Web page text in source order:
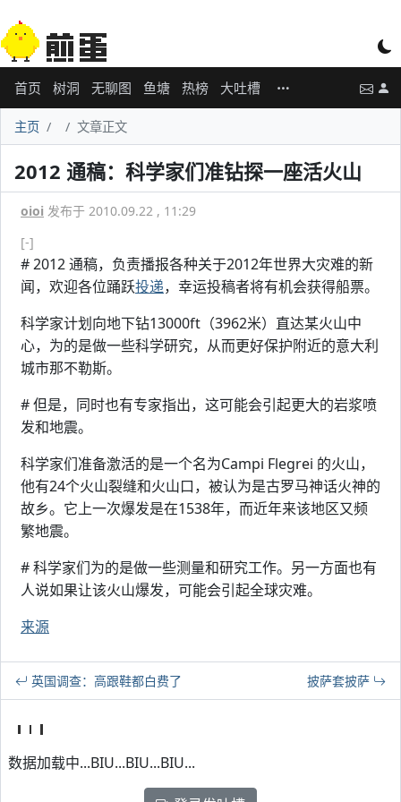
首页 树洞 无聊图 鱼塘 热榜 大吐槽
主页 文章正文
2012 通稿：科学家们准钻探一座活火山
oioi 发布于 2010.09.22 , 11:29
[-]
# 2012 通稿，负责播报各种关于2012年世界大灾难的新
闻，欢迎各位踊跃投递，幸运投稿者将有机会获得船票。
科学家计划向地下钻13000ft（3962米）直达某火山中
心，为的是做一些科学研究，从而更好保护附近的意大利
城市那不勒斯。
# 但是，同时也有专家指出，这可能会引起更大的岩浆喷
发和地震。
科学家们准备激活的是一个名为Campi Flegrei 的火山，
他有24个火山裂缝和火山口，被认为是古罗马神话火神的
故乡。它上一次爆发是在1538年，而近年来该地区又频
繁地震。
# 科学家们为的是做一些测量和研究工作。另一方面也有
人说如果让该火山爆发，可能会引起全球灾难。
来源
英国调查：高跟鞋都白费了 披萨套披萨
数据加载中...BIU...BIU...BIU...